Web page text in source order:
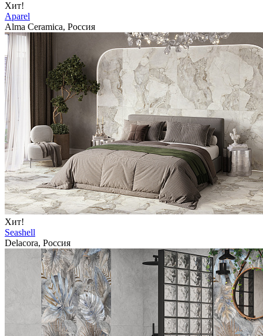
Хит!
Aparel
Alma Ceramica, Россия
Хит!
Seashell
Delacora, Россия